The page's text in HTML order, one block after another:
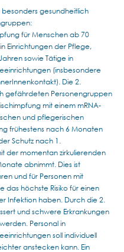
besonders gesundheitlich
für Menschen ab 70
Einrichtungen der Pflege,
sowie Tätige in
(insbesondere
Die 2.
gefährdeten Personengruppen
mit einem mRNA-
und pflegerischen
frühestens nach 6 Monaten
Schutz nach 1.
der momentan zirkulierenden
abnimmt. Dies ist
und für Personen mit
das höchste Risiko für einen
Infektion haben. Durch die 2.
und schwere Erkrankungen
Personal in
soll individuell
anstecken kann. Ein